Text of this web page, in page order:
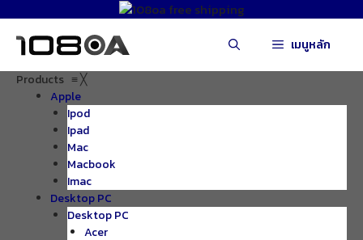
content
เมนูหลัก
Products ≡╳
Apple
Ipod
Ipad
Mac
Macbook
Imac
Desktop PC
Desktop PC
Acer